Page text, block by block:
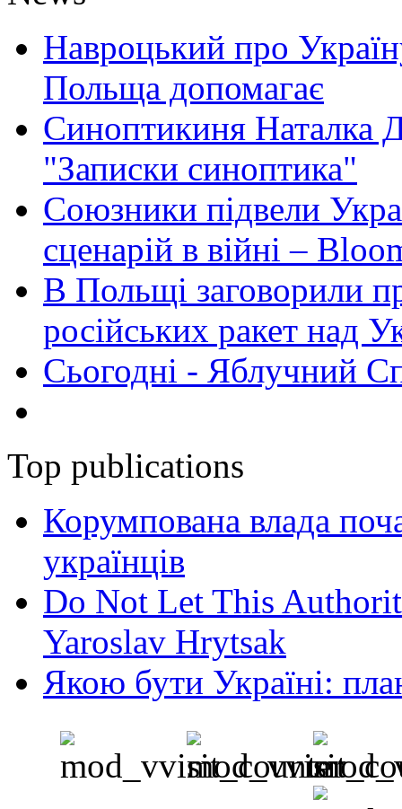
Навроцький про
Польща допомагає
Синоптикиня Наталка
"Записки синоптика"
Союзники підвели
сценарій в війні –
В Польщі заговорили
російських ракет над
Сьогодні - Яблучний
Top publications
Корумпована влада
українців
Do Not Let This
Yaroslav Hrytsak
Якою бути Україні: